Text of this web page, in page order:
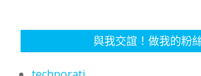
與我交誼！做我的粉